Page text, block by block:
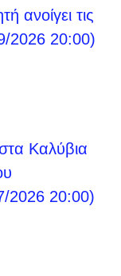
ανοίγει τις
2026 20:00)
Καλύβια
2026 20:00)